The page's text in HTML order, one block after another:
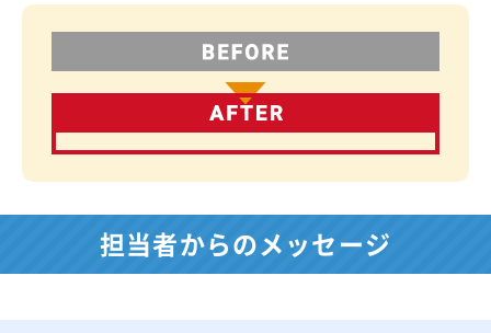
担当者からのメッセージ